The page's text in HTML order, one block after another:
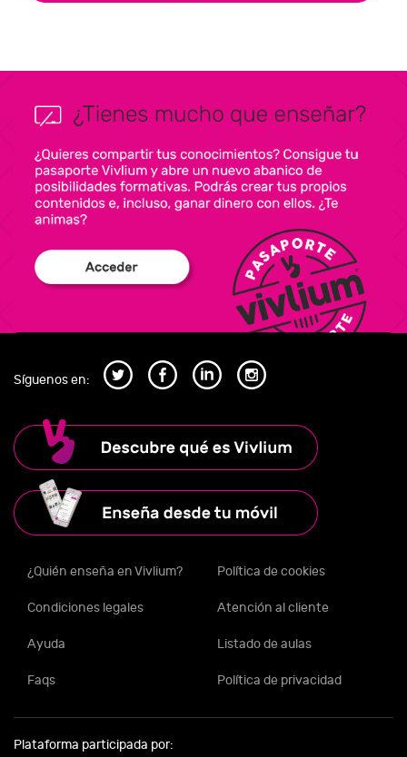
Síguenos en:
¿Quién enseña en Vivlium? Política de cookies
Condiciones legales Atención al cliente
Ayuda Listado de aulas
Faqs Política de privacidad
Plataforma participada por: